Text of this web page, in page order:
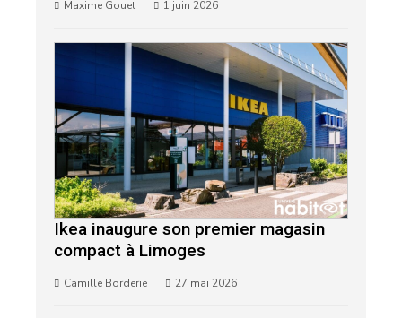
Maxime Gouet 1 juin 2026
Ikea inaugure son premier magasin
compact à Limoges
Camille Borderie 27 mai 2026